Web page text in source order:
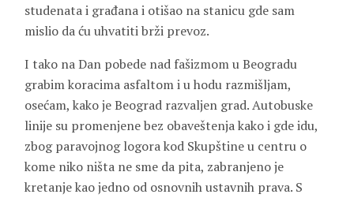
studenata i građana i otišao na stanicu gde sam
mislio da ću uhvatiti brži prevoz.
I tako na Dan pobede nad fašizmom u Beogradu
grabim koracima asfaltom i u hodu razmišljam,
osećam, kako je Beograd razvaljen grad. Autobuske
linije su promenjene bez obaveštenja kako i gde idu,
zbog paravojnog logora kod Skupštine u centru o
kome niko ništa ne sme da pita, zabranjeno je
kretanje kao jedno od osnovnih ustavnih prava. S